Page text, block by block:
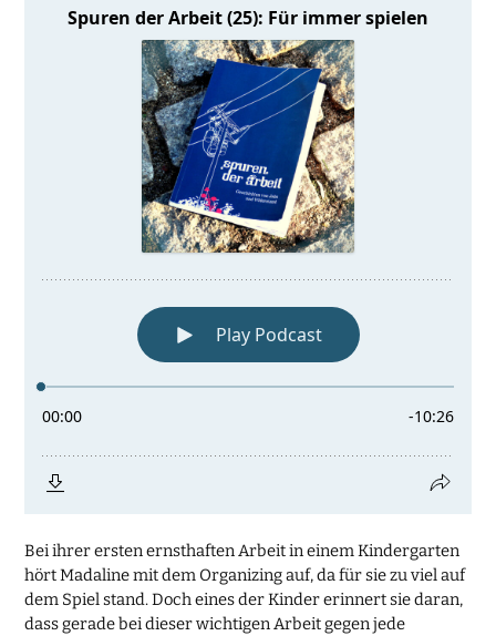
Bei ihrer ersten ernsthaften Arbeit in einem Kindergarten
hört Madaline mit dem Organizing auf, da für sie zu viel auf
dem Spiel stand. Doch eines der Kinder erinnert sie daran,
dass gerade bei dieser wichtigen Arbeit gegen jede